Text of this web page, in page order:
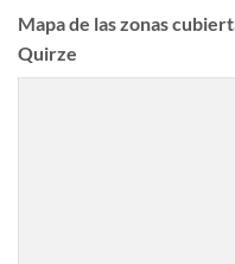
Mapa de las zonas
Quirze